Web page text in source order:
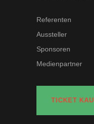
Referenten
Aussteller
Sponsoren
Medienpartner
TICKET